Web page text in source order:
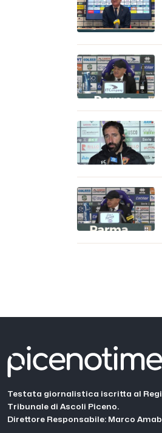
Testata giornalistica iscritta al
Tribunale di Ascoli Piceno.
Direttore Responsabile: Marco